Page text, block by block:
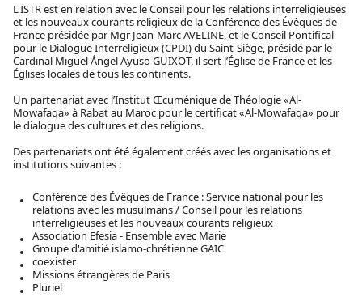
L'ISTR est en relation avec le Conseil pour les relations interreligieuses
et les nouveaux courants religieux de la Conférence des Évêques de
France présidée par Mgr Jean-Marc AVELINE, et le Conseil Pontifical
pour le Dialogue Interreligieux (CPDI) du Saint-Siège, présidé par le
Cardinal Miguel Ángel Ayuso GUIXOT, il sert l’Église de France et les
Églises locales de tous les continents.
Un partenariat avec l’Institut Œcuménique de Théologie «Al-
Mowafaqa» à Rabat au Maroc pour le certificat «Al-Mowafaqa» pour
le dialogue des cultures et des religions.
Des partenariats ont été également créés avec les organisations et
institutions suivantes :
Conférence des Évêques de France : Service national pour les
relations avec les musulmans / Conseil pour les relations
interreligieuses et les nouveaux courants religieux
Association Efesia - Ensemble avec Marie
Groupe d'amitié islamo-chrétienne GAIC
coexister
Missions étrangères de Paris
Pluriel